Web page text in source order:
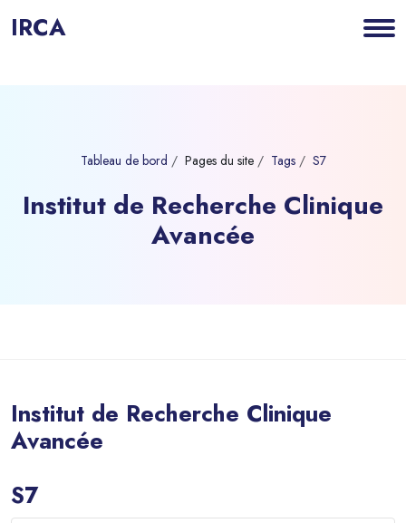
IRCA
Tableau de bord Pages du site Tags S7
Institut de Recherche Clinique
Avancée
Institut de Recherche Clinique
Avancée
Blocs
S7